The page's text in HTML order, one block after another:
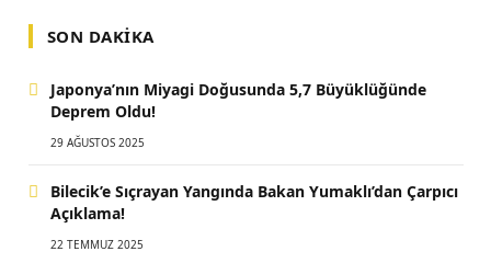
SON DAKIKA
Japonya’nın Miyagi Doğusunda 5,7 Büyüklüğünde
Deprem Oldu!
29 AĞUSTOS 2025
Bilecik’e Sıçrayan Yangında Bakan Yumaklı’dan Çarpıcı
Açıklama!
22 TEMMUZ 2025